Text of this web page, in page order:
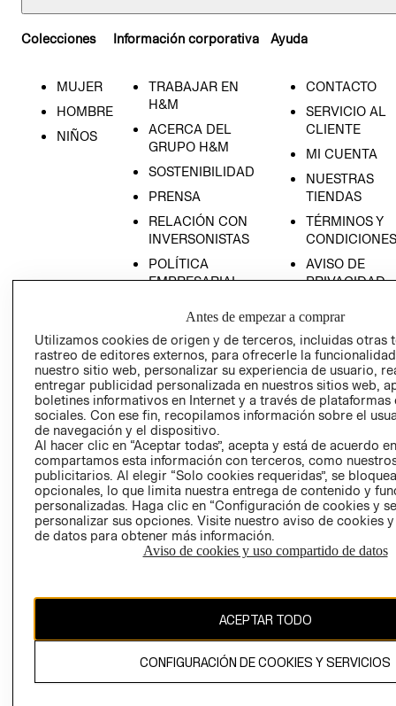
Colecciones
MUJER
HOMBRE
NIÑOS
Información corporativa
TRABAJAR EN
H&M
ACERCA DEL
GRUPO H&M
SOSTENIBILIDAD
PRENSA
RELACIÓN CON
INVERSONISTAS
POLÍTICA
EMPRESARIAL
Ayuda
CONTACTO
SERVICIO AL
CLIENTE
MI CUENTA
NUESTRAS
TIENDAS
TÉRMINOS Y
CONDICIONES
AVISO DE
PRIVACIDAD
COOKIES
LIBRO DE
Ecuador ($)
CAMBIAR REGIÓN
El contenido de esta página web está protegido por copyright y es
propiedad de H&M Hennes & Mauritz AB.
Antes de empezar a comprar
Utilizamos cookies de origen y de terceros, incluidas otras
rastreo de editores externos, para ofrecerle la
nuestro sitio web, personalizar su experiencia de usuario,
entregar publicidad personalizada en nuestros sitios web,
boletines informativos en Internet y a través de plataformas
sociales. Con ese fin, recopilamos información sobre el
de navegación y el dispositivo.
Al hacer clic en “Aceptar todas”, acepta y está de acuerdo
compartamos esta información con terceros, como
publicitarios. Al elegir “Solo cookies requeridas”, se
opcionales, lo que limita nuestra entrega de contenido y
personalizadas. Haga clic en “Configuración de cookies y
personalizar sus opciones. Visite nuestro aviso de cookies
de datos para obtener más información.
Aviso de cookies y uso compartido de datos
ACEPTAR TODO
CONFIGURACIÓN DE COOKIES Y SERVICIOS